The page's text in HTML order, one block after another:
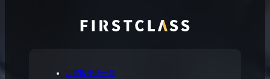
お買取実績一覧